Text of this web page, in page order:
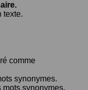
texte.
comme
synonymes.
mots synonymes.